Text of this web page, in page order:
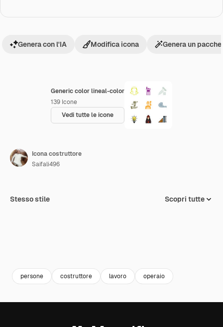
Generic color lineal-color
139 Icone
Vedi tutte le icone
Genera con l'IA Modifica icona Genera un
Icona costruttore
Saifali496
Stesso stile Scopri tutte
persone costruttore lavoro operaio